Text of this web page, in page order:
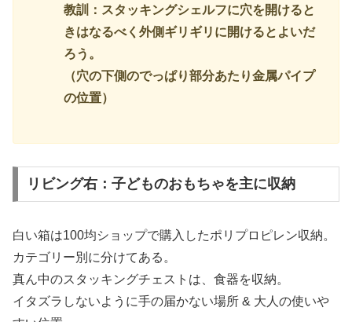
教訓：スタッキングシェルフに穴を開けると
きはなるべく外側ギリギリに開けるとよいだ
ろう。
（穴の下側のでっぱり部分あたり金属パイプ
の位置）
リビング右：子どものおもちゃを主に収納
白い箱は100均ショップで購入したポリプロピレン収納。
カテゴリー別に分けてある。
真ん中のスタッキングチェストは、食器を収納。
イタズラしないように手の届かない場所 & 大人の使いや